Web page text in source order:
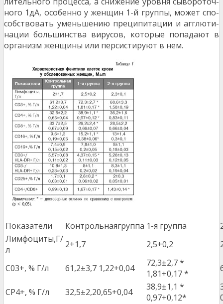
ного 1дА, особенно у женщин 1-й группы, может спо­
собствовать уменьшению преципитации и агглюти­
нации большинства вирусов, которые попадают в
организм женщины или персистируют в нем.
Показатели Контрольнаягруппа 1-я группа
Лимфоциты,Г/
л
2+1,7 2,5+0,2
С03+, % Г/л 61,2±3,7 1,22+0,04
72,3±2,7 *
1,81+0,17 *
СР4+, % Г/л 32,5±2,20,65+0,04
38,9±1,1 *
0,97+0,12*